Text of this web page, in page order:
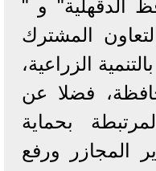
الدقهلية" و "
المشترك
الزراعية،
فضلا عن
بحماية
المجازر ورفع